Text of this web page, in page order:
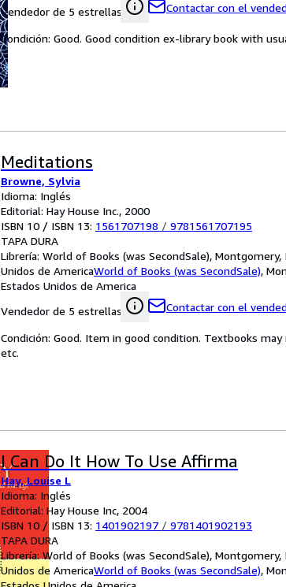
Vendedor de 5 estrellas
Contactar con el
Condición: Good. Good condition ex-library book with
Meditations
Browne, Sylvia
Idioma: Inglés
Editorial: Hay House Inc., 2000
ISBN 10 / ISBN 13: 1561707198 / 9781561707195
TAPA DURA
Librería: World of Books (was SecondSale), Montgomery,
Unidos de AmericaWorld of Books (was SecondSale),
Estados Unidos de America
Vendedor de 5 estrellas
Contactar con el
Condición: Good. Item in good condition. Textbooks
etc.
I Can Do It How To Use Affirma
Hay, Louise L
Idioma: Inglés
Editorial: Hay House Inc, 2004
ISBN 10 / ISBN 13: 1401902197 / 9781401902193
TAPA DURA
Librería:World of Books (was SecondSale), Montgomery,
Unidos de AmericaWorld of Books (was SecondSale),